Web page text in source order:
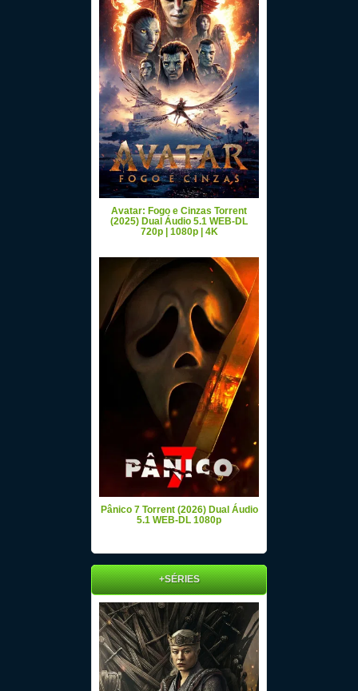
Avatar: Fogo e Cinzas Torrent
(2025) Dual Áudio 5.1 WEB-DL
720p | 1080p | 4K
Pânico 7 Torrent (2026) Dual Áudio
5.1 WEB-DL 1080p
+SÉRIES